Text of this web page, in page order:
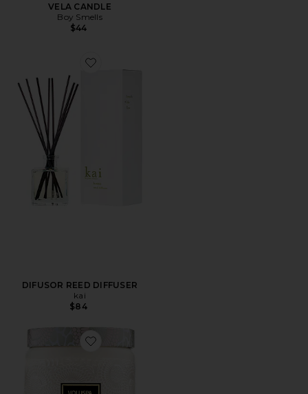
VELA CANDLE
Boy Smells
$44
Favorite DIFUSOR REED DIFFUSER
DIFUSOR REED DIFFUSER
kai
$84
Favorite VELA TAHITIAN COCONUT LARGE JAR